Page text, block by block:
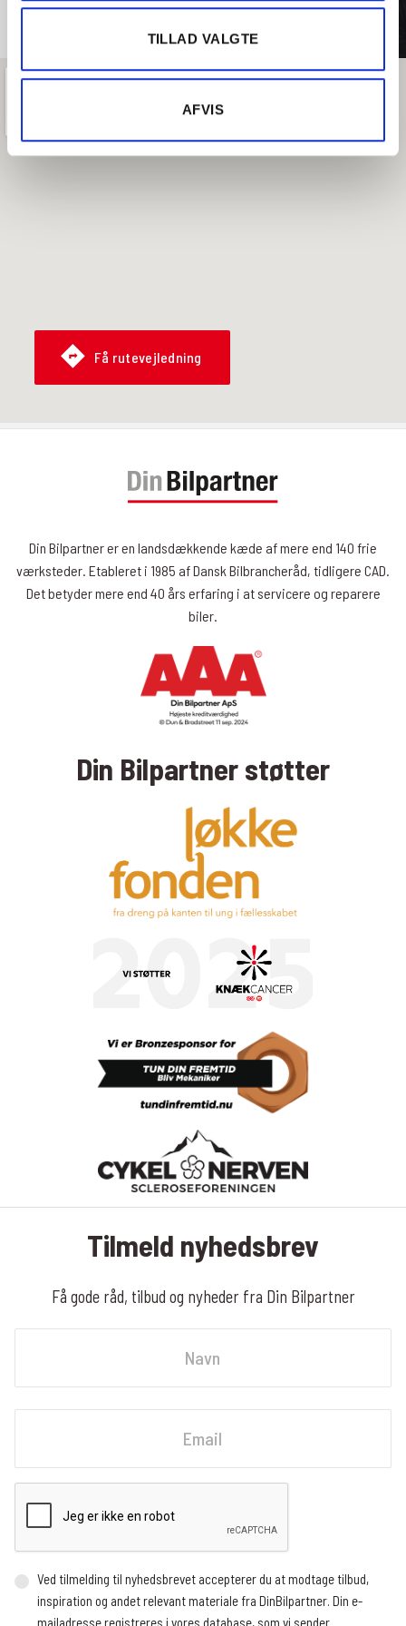
TILLAD VALGTE
AFVIS
Få rutevejledning
Din Bilpartner er en landsdækkende kæde af mere end 140 frie
værksteder. Etableret i 1985 af Dansk Bilbrancheråd, tidligere CAD.
Det betyder mere end 40 års erfaring i at servicere og reparere
biler.
Din Bilpartner støtter
Tilmeld nyhedsbrev
Få gode råd, tilbud og nyheder fra Din Bilpartner
Ved tilmelding til nyhedsbrevet accepterer du at modtage tilbud,
inspiration og andet relevant materiale fra DinBilpartner. Din e-
mailadresse registreres i vores database, som vi sender